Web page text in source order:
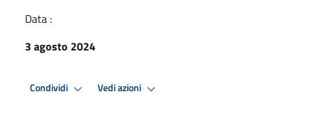
Data :
3 agosto 2024
Condividi Vedi azioni